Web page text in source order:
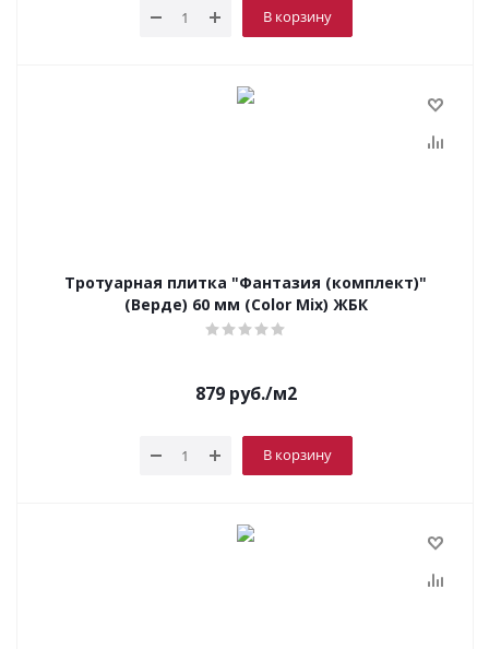
В корзину
Тротуарная плитка "Фантазия (комплект)"
(Верде) 60 мм (Color Mix) ЖБК
879 руб./м2
В корзину